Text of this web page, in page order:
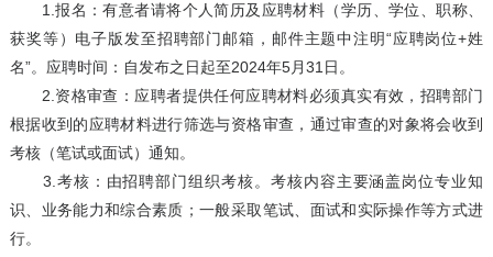
1.报名：有意者请将个人简历及应聘材料（学历、学位、职称、
获奖等）电子版发至招聘部门邮箱，邮件主题中注明“应聘岗位+姓
名”。应聘时间：自发布之日起至2024年5月31日。
2.资格审查：应聘者提供任何应聘材料必须真实有效，招聘部门
根据收到的应聘材料进行筛选与资格审查，通过审查的对象将会收到
考核（笔试或面试）通知。
3.考核：由招聘部门组织考核。考核内容主要涵盖岗位专业知
识、业务能力和综合素质；一般采取笔试、面试和实际操作等方式进
行。